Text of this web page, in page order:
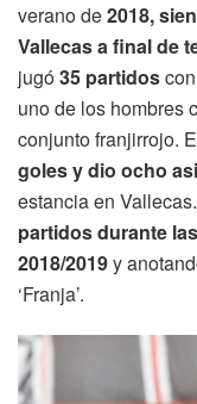
verano de2018,
Vallecas a final de
jugó35 partidos
uno de los hombres
conjunto franjirrojo.
goles y dio ocho
estancia en
partidos durante
2018/2019y
‘Franja’.